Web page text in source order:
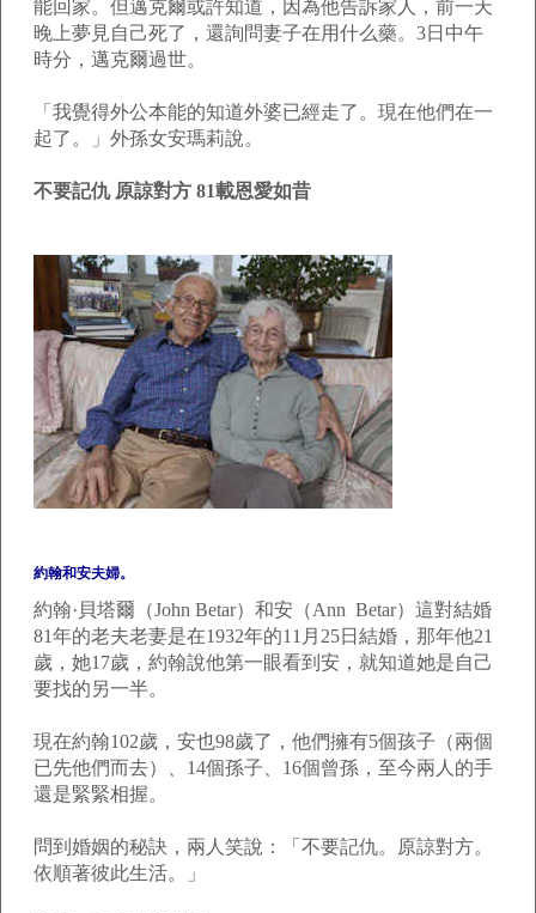
能回家。但邁克爾或許知道，因為他告訴家人，前一天
晚上夢見自己死了，還詢問妻子在用什么藥。3日中午
時分，邁克爾過世。
「我覺得外公本能的知道外婆已經走了。現在他們在一
起了。」外孫女安瑪莉說。
不要記仇 原諒對方 81載恩愛如昔
約翰和安夫婦。
約翰·貝塔爾（John Betar）和安（Ann Betar）這對結婚
81年的老夫老妻是在1932年的11月25日結婚，那年他21
歲，她17歲，約翰說他第一眼看到安，就知道她是自己
要找的另一半。
現在約翰102歲，安也98歲了，他們擁有5個孩子（兩個
已先他們而去）、14個孫子、16個曾孫，至今兩人的手
還是緊緊相握。
問到婚姻的秘訣，兩人笑說：「不要記仇。原諒對方。
依順著彼此生活。」